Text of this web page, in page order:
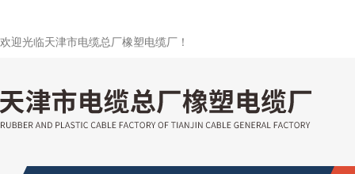
欢迎光临天津市电缆总厂橡塑电缆厂！